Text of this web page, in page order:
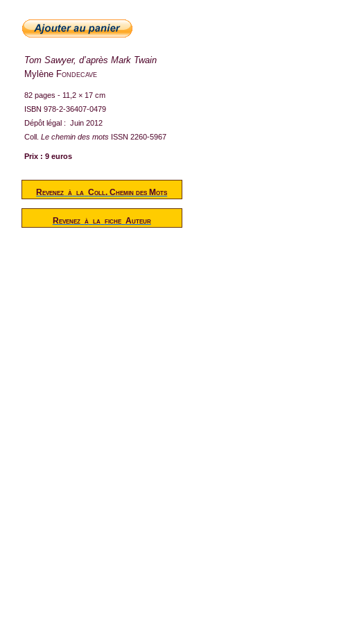
Tom Sawyer, d’après Mark Twain
Mylène Fondecave
82 pages - 11,2 × 17 cm
ISBN 978-2-36407-0479
Dépôt légal : Juin 2012
Coll. Le chemin des mots ISSN 2260-5967
Prix : 9 euros
Revenez à la Coll. Chemin des Mots
Revenez à la fiche Auteur